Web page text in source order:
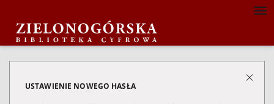
USTAWIENIE NOWEGO HASŁA